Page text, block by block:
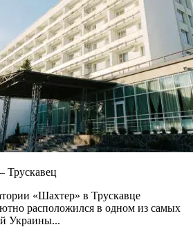
Трускавец
«Шахтер» в Трускавце
расположился в одном из самых
Украины...